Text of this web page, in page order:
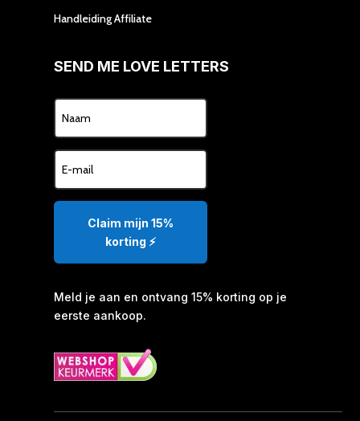
Handleiding Affiliate
SEND ME LOVE LETTERS
Claim mijn 15%
korting ⚡️
Meld je aan en ontvang 15% korting op je
eerste aankoop.